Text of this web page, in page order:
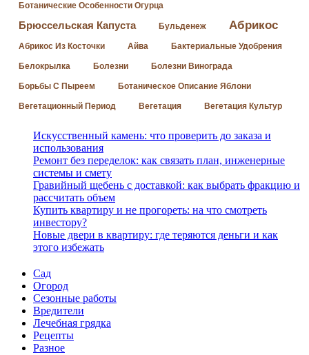
Ботанические Особенности Огурца
Брюссельская Капуста Бульденеж Абрикос
Абрикос Из Косточки Айва Бактериальные Удобрения
Белокрылка Болезни Болезни Винограда
Борьбы С Пыреем Ботаническое Описание Яблони
Вегетационный Период Вегетация Вегетация Культур
Искусственный камень: что проверить до заказа и
использования
Ремонт без переделок: как связать план, инженерные
системы и смету
Гравийный щебень с доставкой: как выбрать фракцию и
рассчитать объем
Купить квартиру и не прогореть: на что смотреть
инвестору?
Новые двери в квартиру: где теряются деньги и как
этого избежать
Сад
Огород
Сезонные работы
Вредители
Лечебная грядка
Рецепты
Разное